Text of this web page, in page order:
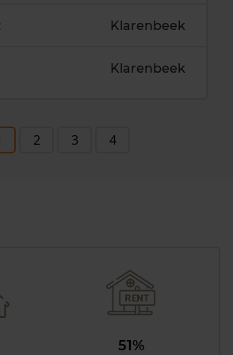
Klarenbeek
Klarenbeek
2 3 4
51%